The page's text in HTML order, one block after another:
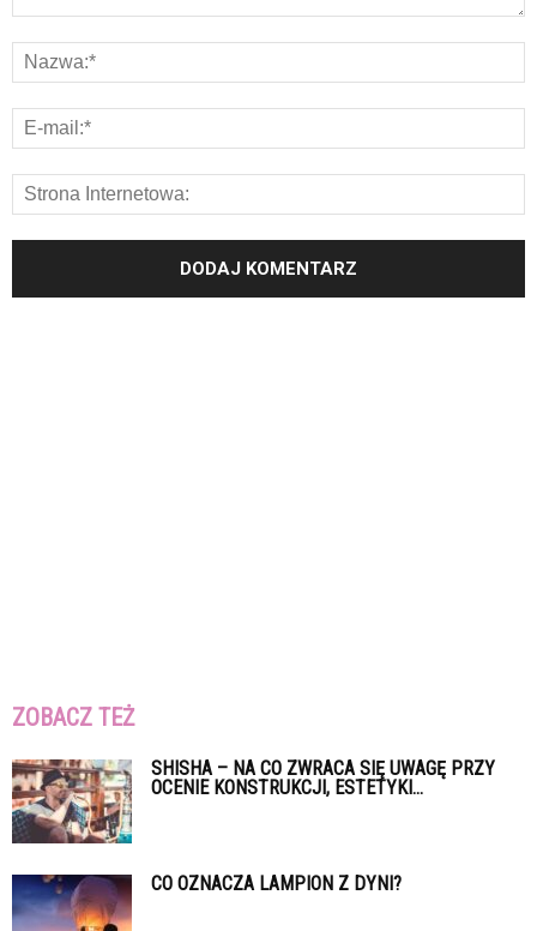
ZOBACZ TEŻ
SHISHA – NA CO ZWRACA SIĘ UWAGĘ PRZY
OCENIE KONSTRUKCJI, ESTETYKI...
CO OZNACZA LAMPION Z DYNI?